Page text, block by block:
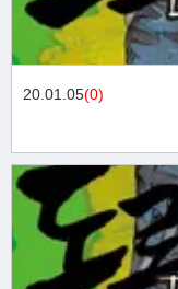
20.01.05(0)